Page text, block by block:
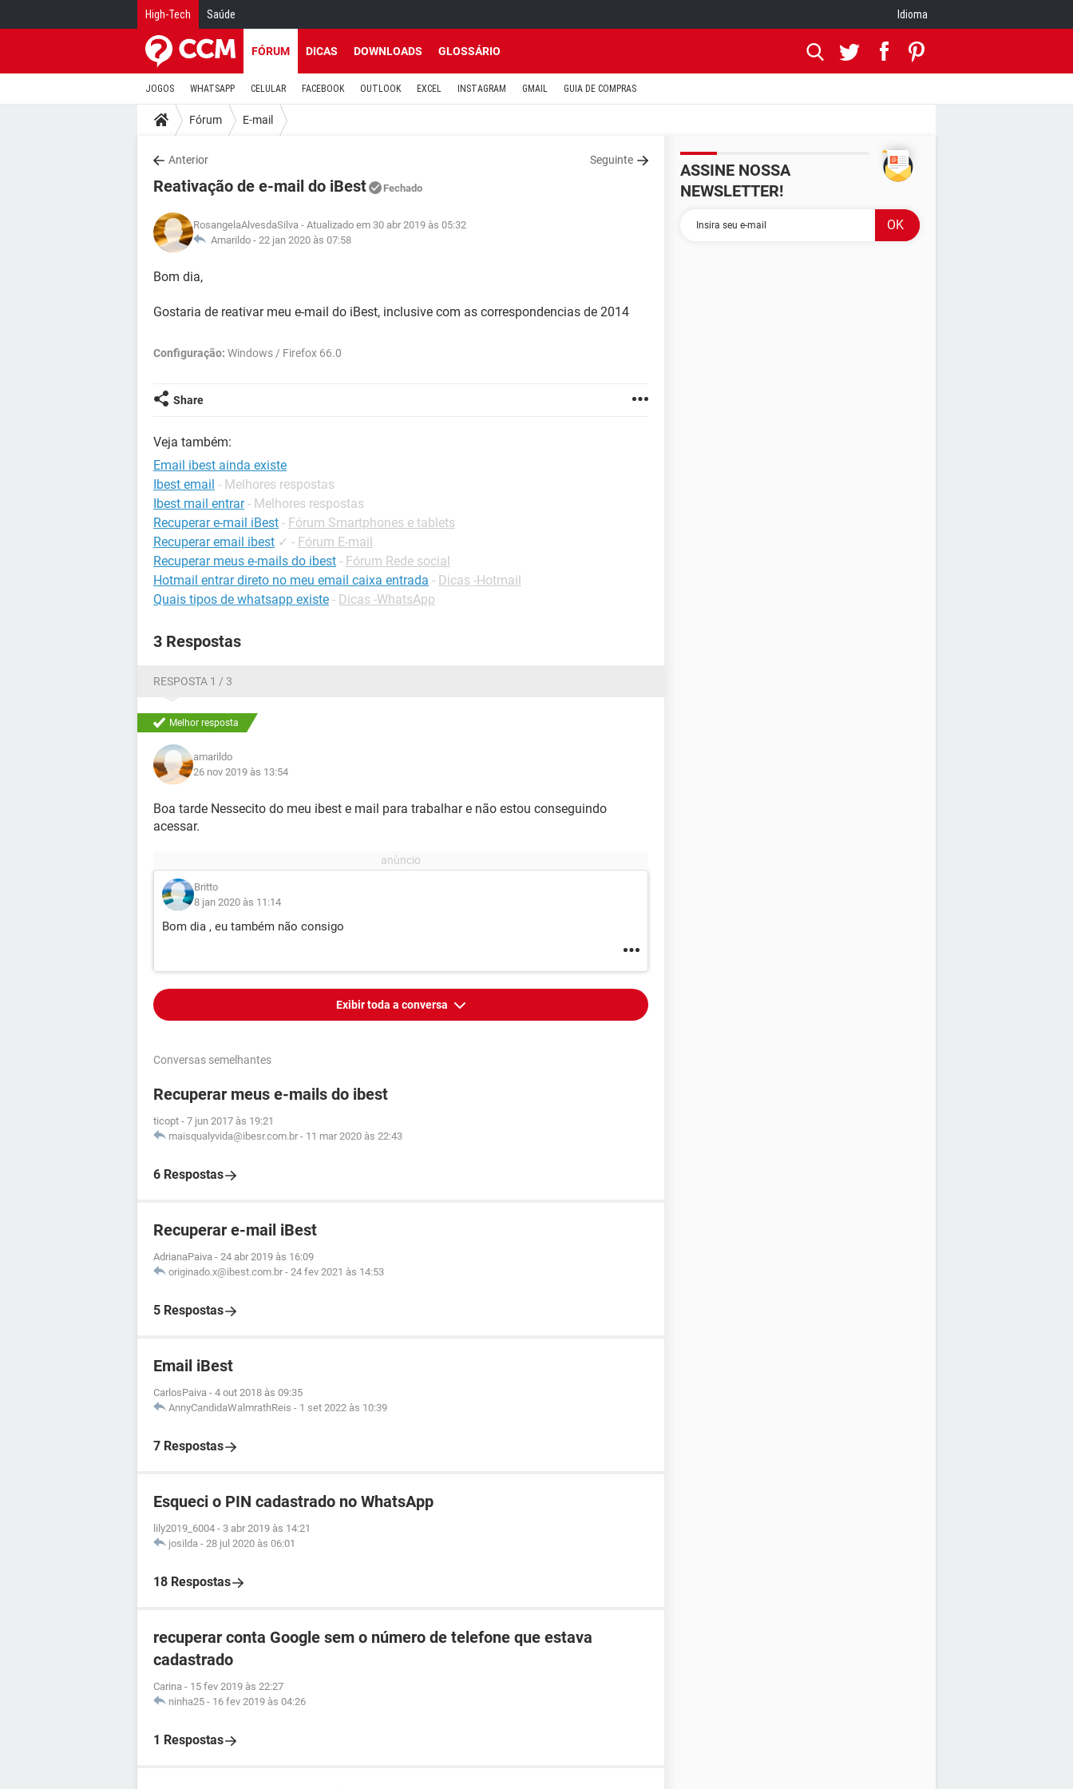
High-Tech Saúde Idioma
FÓRUM DICAS DOWNLOADS GLOSSÁRIO
JOGOS WHATSAPP CELULAR FACEBOOK OUTLOOK EXCEL INSTAGRAM GMAIL GUIA DE COMPRAS
Fórum E-mail
Anterior Seguinte
Reativação de e-mail do iBest Fechado
RosangelaAlvesdaSilva - Atualizado em 30 abr 2019 às 05:32
Amarildo - 22 jan 2020 às 07:58
Bom dia,
Gostaria de reativar meu e-mail do iBest, inclusive com as correspondencias de 2014
Configuração: Windows / Firefox 66.0
Share
Veja também:
Email ibest ainda existe
Ibest email - Melhores respostas
Ibest mail entrar - Melhores respostas
Recuperar e-mail iBest - Fórum Smartphones e tablets
Recuperar email ibest ✓ - Fórum E-mail
Recuperar meus e-mails do ibest - Fórum Rede social
Hotmail entrar direto no meu email caixa entrada - Dicas -Hotmail
Quais tipos de whatsapp existe - Dicas -WhatsApp
3 Respostas
RESPOSTA 1 / 3
Melhor resposta
amarildo
26 nov 2019 às 13:54
Boa tarde Nessecito do meu ibest e mail para trabalhar e não estou conseguindo
acessar.
Britto
8 jan 2020 às 11:14
Bom dia , eu também não consigo
Exibir toda a conversa
Conversas semelhantes
Recuperar meus e-mails do ibest
ticopt - 7 jun 2017 às 19:21
maisqualyvida@ibesr.com.br - 11 mar 2020 às 22:43
6 Respostas
Recuperar e-mail iBest
AdrianaPaiva - 24 abr 2019 às 16:09
originado.x@ibest.com.br - 24 fev 2021 às 14:53
5 Respostas
Email iBest
CarlosPaiva - 4 out 2018 às 09:35
AnnyCandidaWalmrathReis - 1 set 2022 às 10:39
7 Respostas
Esqueci o PIN cadastrado no WhatsApp
lily2019_6004 - 3 abr 2019 às 14:21
josilda - 28 jul 2020 às 06:01
18 Respostas
recuperar conta Google sem o número de telefone que estava
cadastrado
Carina - 15 fev 2019 às 22:27
ninha25 - 16 fev 2019 às 04:26
1 Respostas
ASSINE NOSSA
NEWSLETTER!